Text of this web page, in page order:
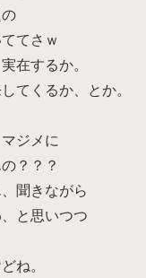
てさｗ
在するか。
てくるか、とか。
ジメに
？？？
聞きながら
と思いつつ
ね。